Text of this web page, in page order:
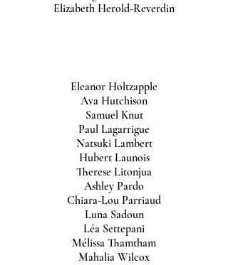
Elizabeth Herold-Reverdin
Eleanor Holtzapple
Ava Hutchison
Samuel Knut
Paul Lagarrigue
Natsuki Lambert
Hubert Launois
Therese Litonjua
Ashley Pardo
Chiara-Lou Parriaud
Luna Sadoun
Léa Settepani
Mélissa Thamtham
Mahalia Wilcox